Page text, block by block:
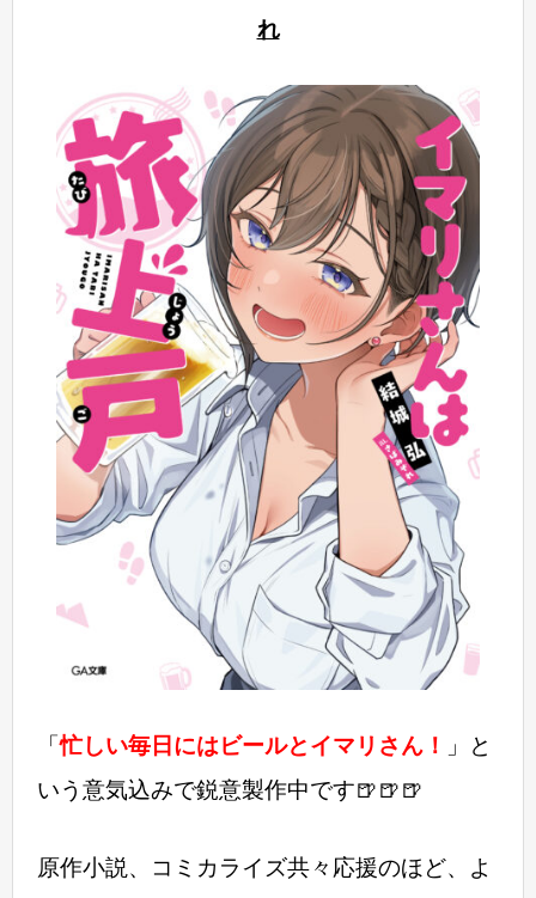
れ
「忙しい毎日にはビールとイマリさん！
」と
いう意気込みで鋭意製作中です🍺🍺🍺
原作小説、コミカライズ共々応援のほど、よ